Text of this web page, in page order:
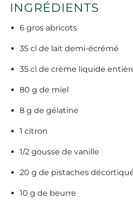
INGRÉDIENTS
6 gros abricots
35 cl de lait demi-écrémé
35 cl de crème liquide
80 g de miel
8 g de gélatine
1 citron
1/2 gousse de vanille
20 g de pistaches
10 g de beurre